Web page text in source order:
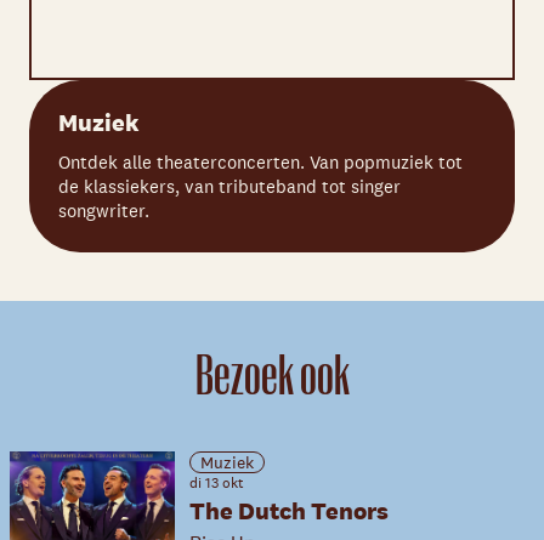
Muziek
Ontdek alle theaterconcerten. Van popmuziek tot
de klassiekers, van tributeband tot singer
songwriter.
Bezoek ook
Muziek
di 13 okt
The Dutch Tenors